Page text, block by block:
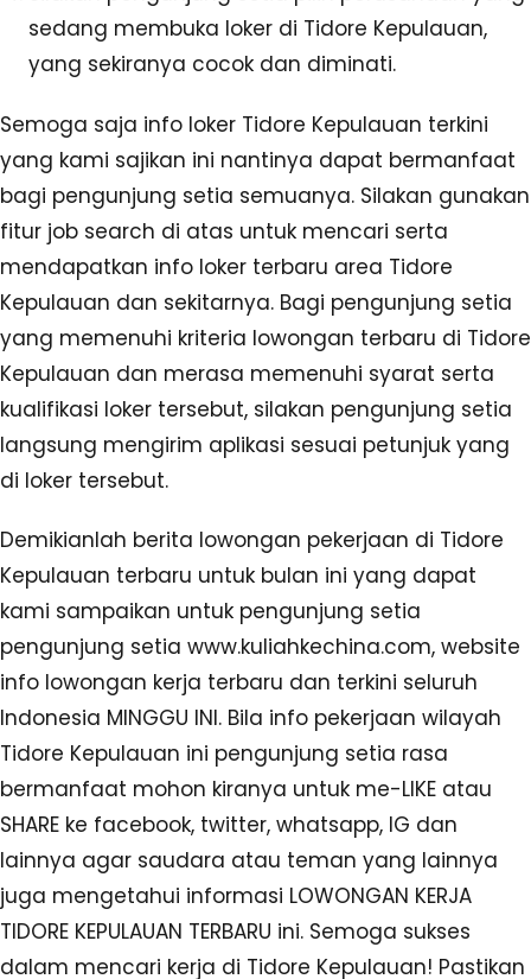
sedang membuka loker di Tidore Kepulauan,
yang sekiranya cocok dan diminati.
Semoga saja info loker Tidore Kepulauan terkini
yang kami sajikan ini nantinya dapat bermanfaat
bagi pengunjung setia semuanya. Silakan gunakan
fitur job search di atas untuk mencari serta
mendapatkan info loker terbaru area Tidore
Kepulauan dan sekitarnya. Bagi pengunjung setia
yang memenuhi kriteria lowongan terbaru di Tidore
Kepulauan dan merasa memenuhi syarat serta
kualifikasi loker tersebut, silakan pengunjung setia
langsung mengirim aplikasi sesuai petunjuk yang
di loker tersebut.
Demikianlah berita lowongan pekerjaan di Tidore
Kepulauan terbaru untuk bulan ini yang dapat
kami sampaikan untuk pengunjung setia
pengunjung setia www.kuliahkechina.com, website
info lowongan kerja terbaru dan terkini seluruh
Indonesia MINGGU INI. Bila info pekerjaan wilayah
Tidore Kepulauan ini pengunjung setia rasa
bermanfaat mohon kiranya untuk me-LIKE atau
SHARE ke facebook, twitter, whatsapp, IG dan
lainnya agar saudara atau teman yang lainnya
juga mengetahui informasi LOWONGAN KERJA
TIDORE KEPULAUAN TERBARU ini. Semoga sukses
dalam mencari kerja di Tidore Kepulauan! Pastikan